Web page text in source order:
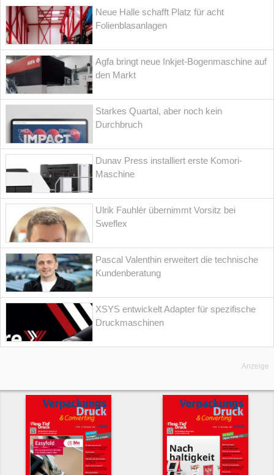
Neue Halle schafft Platz für acht
Folienblasanlagen
Agfa bringt neue Inkjet-Bogenmaschine auf
den Markt
Starkes Quartal, aber noch kein
Durchbruch
Dunav Press installiert erste Komori-
Maschine
Ulrik Fauhlér übernimmt Vorsitz bei
Sweflex
Pascal Valenthin erweitert die technische
Kundenberatung
XSYS entwickelt Adapter für spezifische
Druckmaschinen
Anzeige